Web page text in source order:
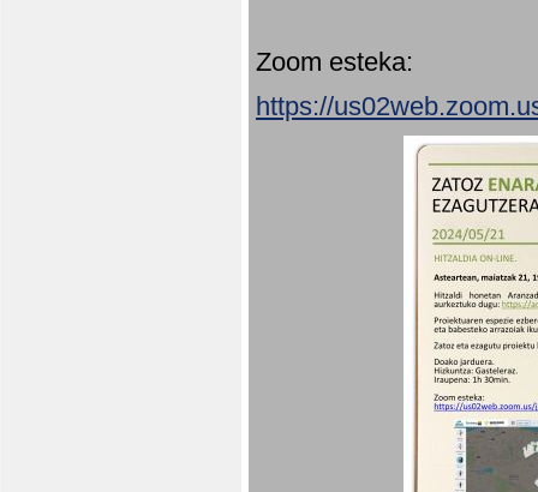
Zoom esteka:
https://